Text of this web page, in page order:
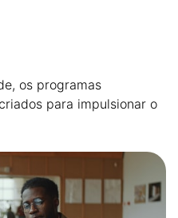
os programas
para impulsionar o